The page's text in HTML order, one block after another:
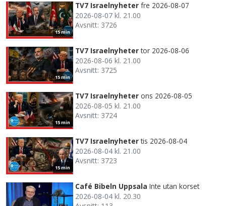
15 min
TV7 Israelnyheter fre 2026-08-07
2026-08-07 kl. 21.00
Avsnitt: 3726
15 min
TV7 Israelnyheter tor 2026-08-06
2026-08-06 kl. 21.00
Avsnitt: 3725
15 min
TV7 Israelnyheter ons 2026-08-05
2026-08-05 kl. 21.00
Avsnitt: 3724
15 min
TV7 Israelnyheter tis 2026-08-04
2026-08-04 kl. 21.00
Avsnitt: 3723
Café Bibeln Uppsala Inte utan korset
2026-08-04 kl. 20.30